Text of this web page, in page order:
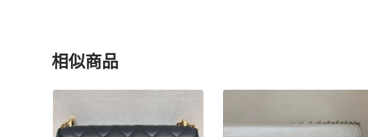
相似商品
更多相似Chanel女包推薦精品